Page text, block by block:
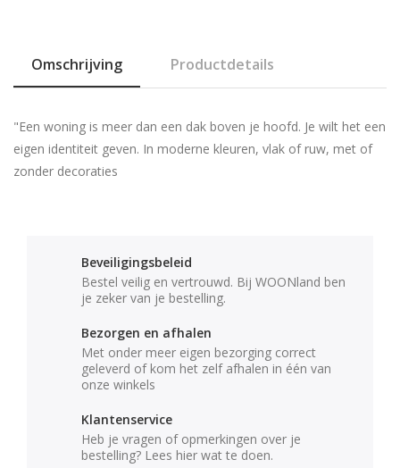
Omschrijving Productdetails
"Een woning is meer dan een dak boven je hoofd. Je wilt het een
eigen identiteit geven. In moderne kleuren, vlak of ruw, met of
zonder decoraties
Beveiligingsbeleid
Bestel veilig en vertrouwd. Bij WOONland ben
je zeker van je bestelling.
Bezorgen en afhalen
Met onder meer eigen bezorging correct
geleverd of kom het zelf afhalen in één van
onze winkels
Klantenservice
Heb je vragen of opmerkingen over je
bestelling? Lees hier wat te doen.